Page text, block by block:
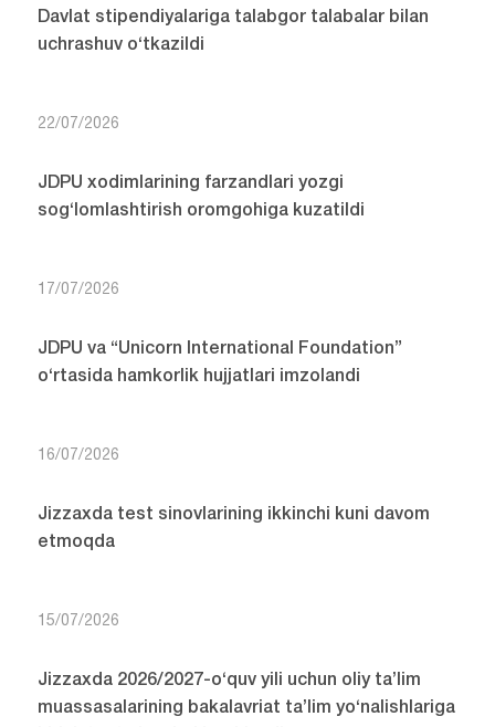
Davlat stipendiyalariga talabgor talabalar bilan
uchrashuv o‘tkazildi
22/07/2026
JDPU xodimlarining farzandlari yozgi
sog‘lomlashtirish oromgohiga kuzatildi
17/07/2026
JDPU va “Unicorn International Foundation”
o‘rtasida hamkorlik hujjatlari imzolandi
16/07/2026
Jizzaxda test sinovlarining ikkinchi kuni davom
etmoqda
15/07/2026
Jizzaxda 2026/2027-o‘quv yili uchun oliy ta’lim
muassasalarining bakalavriat ta’lim yo‘nalishlariga